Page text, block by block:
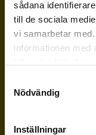
sådana
till de sociala
vi samarbetar
informationen med
Nödvändig
Inställningar
Design,
matte? Om
den karriär du